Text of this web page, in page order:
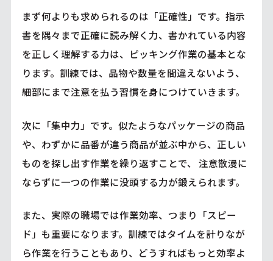
まず何よりも求められるのは「正確性」です。指示
書を隅々まで正確に読み解く力、書かれている内容
を正しく理解する力は、ピッキング作業の基本とな
ります。訓練では、品物や数量を間違えないよう、
細部にまで注意を払う習慣を身につけていきます。
次に「集中力」です。似たようなパッケージの商品
や、わずかに品番が違う商品が並ぶ中から、正しい
ものを探し出す作業を繰り返すことで、 注意散漫に
ならずに一つの作業に没頭する力が鍛えられます。
また、実際の職場では作業効率、つまり「スピー
ド」も重要になります。訓練ではタイムを計りなが
ら作業を行うこともあり、どうすればもっと効率よ